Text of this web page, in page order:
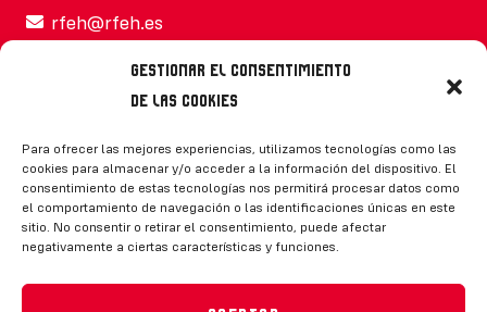
Gestionar el consentimiento
de las cookies
Para ofrecer las mejores experiencias, utilizamos tecnologías como las
cookies para almacenar y/o acceder a la información del dispositivo. El
consentimiento de estas tecnologías nos permitirá procesar datos como
el comportamiento de navegación o las identificaciones únicas en este
sitio. No consentir o retirar el consentimiento, puede afectar
negativamente a ciertas características y funciones.
rfeh@rfeh.es
Síguenos